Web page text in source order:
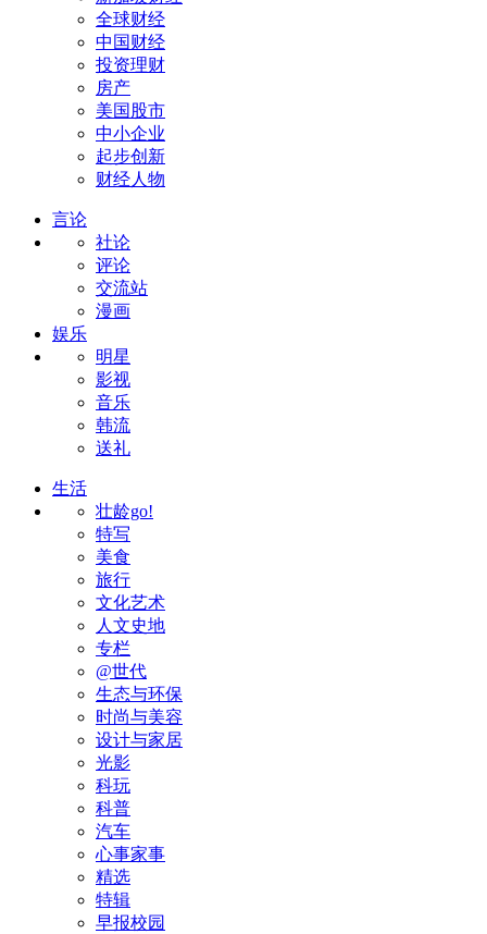
全球财经
中国财经
投资理财
房产
美国股市
中小企业
起步创新
财经人物
言论
社论
评论
交流站
漫画
娱乐
明星
影视
音乐
韩流
送礼
生活
壮龄go!
特写
美食
旅行
文化艺术
人文史地
专栏
@世代
生态与环保
时尚与美容
设计与家居
光影
科玩
科普
汽车
心事家事
精选
特辑
早报校园